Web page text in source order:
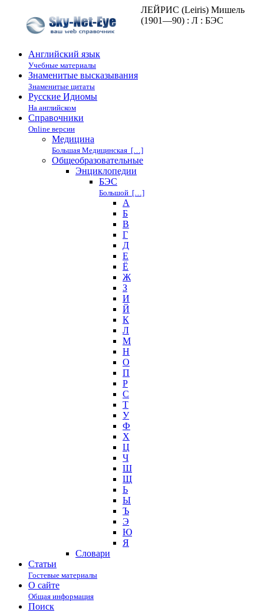
ЛЕЙРИС (Leiris) Мишель
(1901—90) : Л : БЭС
Английский язык
Учебные материалы
Знаменитые высказывания
Знаменитые цитаты
Русские Идиомы
На английском
Справочники
Online версии
Медицина
Большая Медицинская […]
Общеобразовательные
Энциклопедии
БЭС
Большой […]
А
Б
В
Г
Д
Е
Ё
Ж
З
И
Й
К
Л
М
Н
О
П
Р
С
Т
У
Ф
Х
Ц
Ч
Ш
Щ
Ь
Ы
Ъ
Э
Ю
Я
Cловари
Статьи
Гостевые материалы
О сайте
Общая информация
Поиск